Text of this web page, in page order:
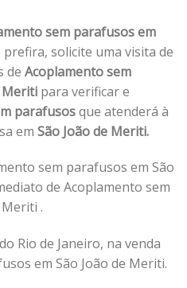
sem parafusos em
prefira, solicite uma visita de
de Acoplamento sem
Meriti para verificar e
parafusosque atenderá à
em São João de Meriti.
sem parafusos em São
de Acoplamento sem
.
Rio de Janeiro, na venda
em São João de Meriti.